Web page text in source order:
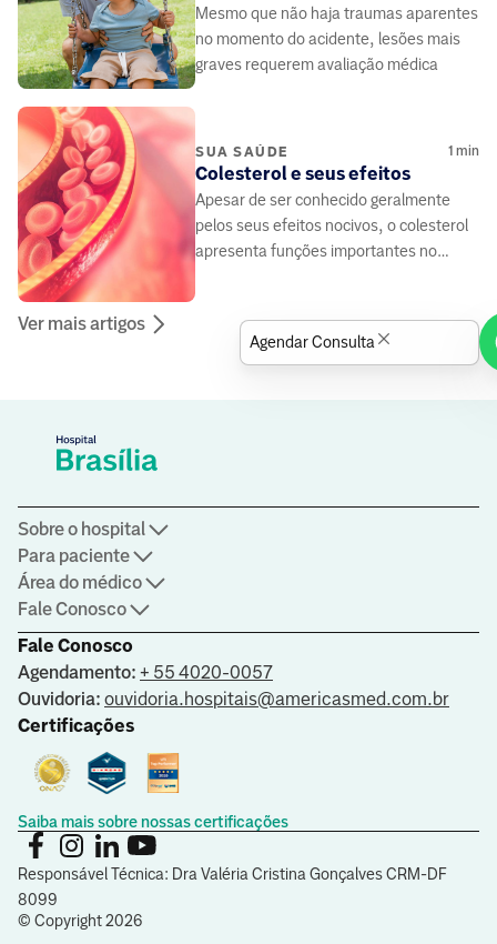
Mesmo que não haja traumas aparentes
no momento do acidente, lesões mais
graves requerem avaliação médica
SUA SAÚDE 1 min
Colesterol e seus efeitos
Apesar de ser conhecido geralmente
pelos seus efeitos nocivos, o colesterol
apresenta funções importantes no
Ver mais artigos
Fale Conosco
Agendamento: + 55 4020-0057
Ouvidoria: ouvidoria.hospitais@americasmed.com.br
Certificações
Saiba mais sobre nossas certificações
Sobre o hospital
Para paciente
Área do médico
Fale Conosco
Responsável Técnica: Dra Valéria Cristina Gonçalves CRM-DF
8099
© Copyright2026
Agendar Consulta